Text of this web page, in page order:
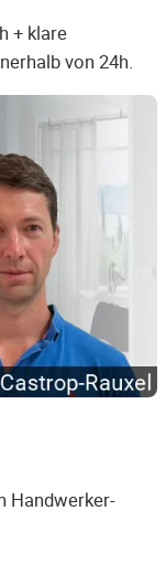
+ klare
von 24h.
Handwerker-